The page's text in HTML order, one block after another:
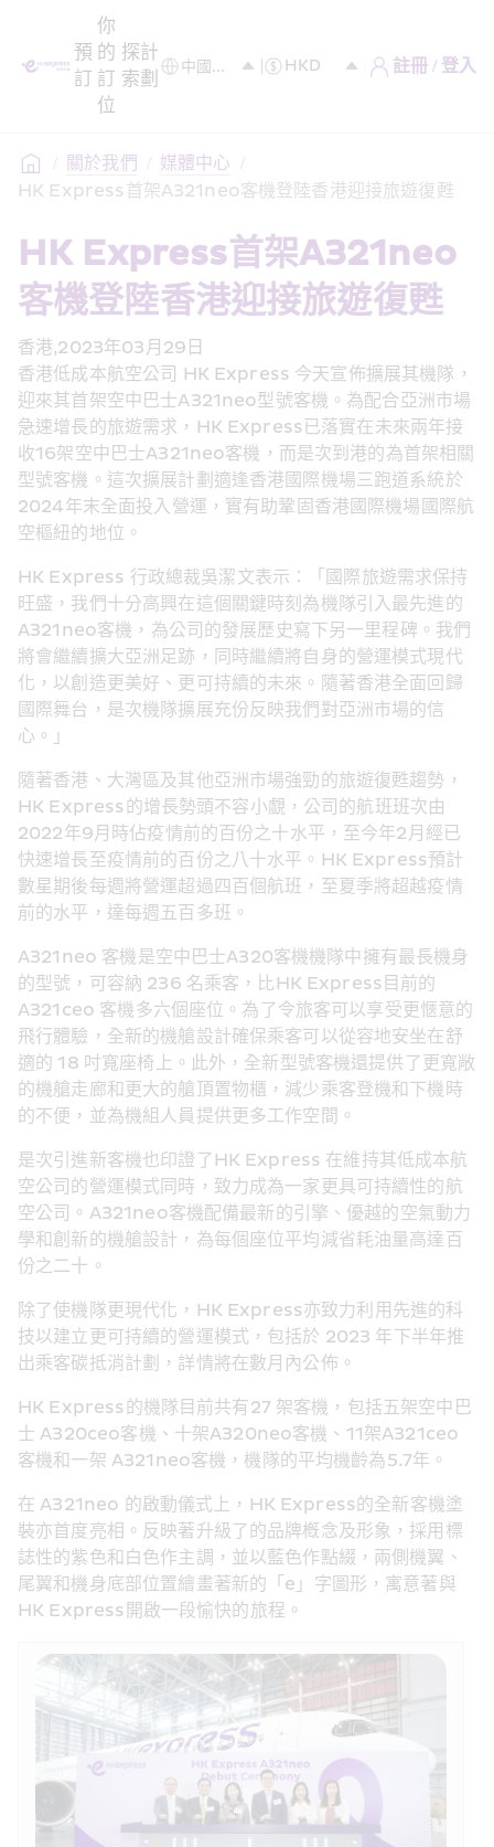
預
訂
你
的
訂
位
探
索
計
劃
註冊 / 登入
/ 關於我們 / 媒體中心 /
HK Express首架A321neo客機登陸香港迎接旅遊復甦
HK Express首架A321neo
客機登陸香港迎接旅遊復甦
香港,2023年03月29日
香港低成本航空公司 HK Express 今天宣佈擴展其機隊，
迎來其首架空中巴士A321neo型號客機。為配合亞洲市場
急速增長的旅遊需求，HK Express已落實在未來兩年接
收16架空中巴士A321neo客機，而是次到港的為首架相關
型號客機。這次擴展計劃適逢香港國際機場三跑道系統於
2024年末全面投入營運，實有助鞏固香港國際機場國際航
空樞紐的地位。
HK Express 行政總裁吳潔文表示：「國際旅遊需求保持
旺盛，我們十分高興在這個關鍵時刻為機隊引入最先進的
A321neo客機，為公司的發展歷史寫下另一里程碑。我們
將會繼續擴大亞洲足跡，同時繼續將自身的營運模式現代
化，以創造更美好、更可持續的未來。隨著香港全面回歸
國際舞台，是次機隊擴展充份反映我們對亞洲市場的信
心。」
隨著香港、大灣區及其他亞洲市場強勁的旅遊復甦趨勢，
HK Express的增長勢頭不容小覷，公司的航班班次由
2022年9月時佔疫情前的百份之十水平，至今年2月經已
快速增長至疫情前的百份之八十水平。HK Express預計
數星期後每週將營運超過四百個航班，至夏季將超越疫情
前的水平，達每週五百多班。
A321neo 客機是空中巴士A320客機機隊中擁有最長機身
的型號，可容納 236 名乘客，比HK Express目前的
A321ceo 客機多六個座位。為了令旅客可以享受更愜意的
飛行體驗，全新的機艙設計確保乘客可以從容地安坐在舒
適的 18 吋寬座椅上。此外，全新型號客機還提供了更寬敞
的機艙走廊和更大的艙頂置物櫃，減少乘客登機和下機時
的不便，並為機組人員提供更多工作空間。
是次引進新客機也印證了HK Express 在維持其低成本航
空公司的營運模式同時，致力成為一家更具可持續性的航
空公司。A321neo客機配備最新的引擎、優越的空氣動力
學和創新的機艙設計，為每個座位平均減省耗油量高達百
份之二十。
除了使機隊更現代化，HK Express亦致力利用先進的科
技以建立更可持續的營運模式，包括於 2023 年下半年推
出乘客碳抵消計劃，詳情將在數月內公佈。
HK Express的機隊目前共有27 架客機，包括五架空中巴
士 A320ceo客機、十架A320neo客機、11架A321ceo
客機和一架 A321neo客機，機隊的平均機齡為5.7年。
在 A321neo 的啟動儀式上，HK Express的全新客機塗
裝亦首度亮相。反映著升級了的品牌槪念及形象，採用標
誌性的紫色和白色作主調，並以藍色作點綴，兩側機翼、
尾翼和機身底部位置繪畫著新的「e」字圖形，寓意著與
HK Express開啟一段愉快的旅程。